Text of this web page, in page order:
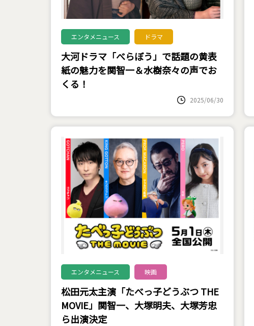
エンタメニュース ドラマ
大河ドラマ「べらぼう」で話題の黄表
紙の魅力を関智一＆水樹奈々の声でお
くる！
2025/06/30
エンタメニュース 映画
松田元太主演「たべっ子どうぶつ THE
MOVIE」関智一、大塚明夫、大塚芳忠
ら出演決定